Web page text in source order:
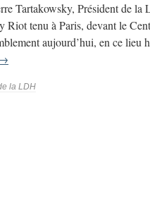
Tartakowsky, Président de la
Riot tenu à Paris, devant le
aujourd’hui, en ce
la LDH